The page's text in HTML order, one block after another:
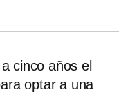
cinco años el
optar a una